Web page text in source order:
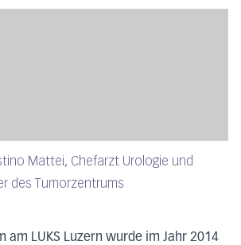
Mattei, Chefarzt Urologie und
des Tumorzentrums
am LUKS Luzern wurde im Jahr 2014